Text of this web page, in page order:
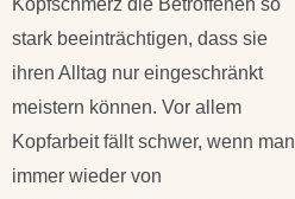
Kopfschmerz die Betroffenen so
stark beeinträchtigen, dass sie
ihren Alltag nur eingeschränkt
meistern können. Vor allem
Kopfarbeit fällt schwer, wenn man
immer wieder von